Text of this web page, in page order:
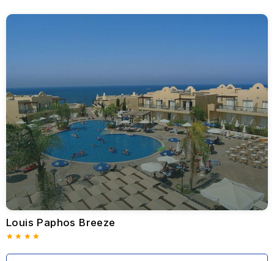
Kıbrıs maceranıza bugün başlayın ve pansiyon otellerin
cazibesinin konaklamanızı unutulmaz kılmasına izin verin!
Louis Paphos Breeze